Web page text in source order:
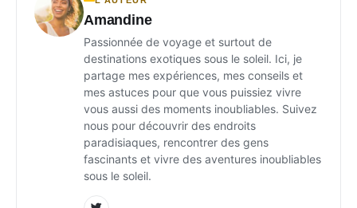
Amandine
Passionnée de voyage et surtout de
destinations exotiques sous le soleil. Ici, je
partage mes expériences, mes conseils et
mes astuces pour que vous puissiez vivre
vous aussi des moments inoubliables. Suivez
nous pour découvrir des endroits
paradisiaques, rencontrer des gens
fascinants et vivre des aventures inoubliables
sous le soleil.